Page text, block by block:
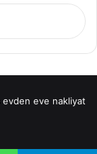
evden eve nakliyat